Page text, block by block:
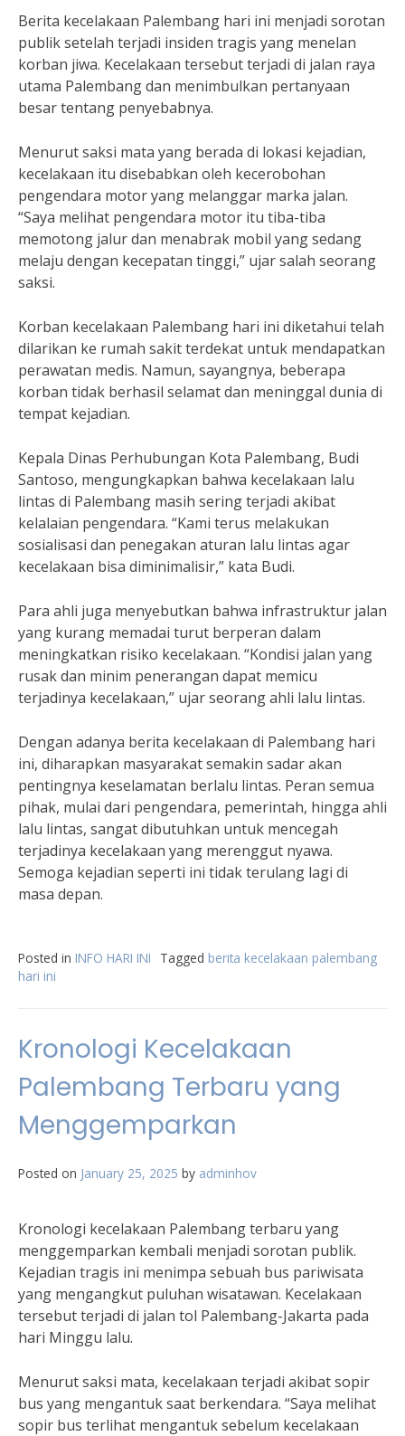
Berita kecelakaan Palembang hari ini menjadi sorotan
publik setelah terjadi insiden tragis yang menelan
korban jiwa. Kecelakaan tersebut terjadi di jalan raya
utama Palembang dan menimbulkan pertanyaan
besar tentang penyebabnya.
Menurut saksi mata yang berada di lokasi kejadian,
kecelakaan itu disebabkan oleh kecerobohan
pengendara motor yang melanggar marka jalan.
“Saya melihat pengendara motor itu tiba-tiba
memotong jalur dan menabrak mobil yang sedang
melaju dengan kecepatan tinggi,” ujar salah seorang
saksi.
Korban kecelakaan Palembang hari ini diketahui telah
dilarikan ke rumah sakit terdekat untuk mendapatkan
perawatan medis. Namun, sayangnya, beberapa
korban tidak berhasil selamat dan meninggal dunia di
tempat kejadian.
Kepala Dinas Perhubungan Kota Palembang, Budi
Santoso, mengungkapkan bahwa kecelakaan lalu
lintas di Palembang masih sering terjadi akibat
kelalaian pengendara. “Kami terus melakukan
sosialisasi dan penegakan aturan lalu lintas agar
kecelakaan bisa diminimalisir,” kata Budi.
Para ahli juga menyebutkan bahwa infrastruktur jalan
yang kurang memadai turut berperan dalam
meningkatkan risiko kecelakaan. “Kondisi jalan yang
rusak dan minim penerangan dapat memicu
terjadinya kecelakaan,” ujar seorang ahli lalu lintas.
Dengan adanya berita kecelakaan di Palembang hari
ini, diharapkan masyarakat semakin sadar akan
pentingnya keselamatan berlalu lintas. Peran semua
pihak, mulai dari pengendara, pemerintah, hingga ahli
lalu lintas, sangat dibutuhkan untuk mencegah
terjadinya kecelakaan yang merenggut nyawa.
Semoga kejadian seperti ini tidak terulang lagi di
masa depan.
Posted in INFO HARI INI Tagged berita kecelakaan palembang
hari ini
Kronologi Kecelakaan
Palembang Terbaru yang
Menggemparkan
Posted on January 25, 2025 by adminhov
Kronologi kecelakaan Palembang terbaru yang
menggemparkan kembali menjadi sorotan publik.
Kejadian tragis ini menimpa sebuah bus pariwisata
yang mengangkut puluhan wisatawan. Kecelakaan
tersebut terjadi di jalan tol Palembang-Jakarta pada
hari Minggu lalu.
Menurut saksi mata, kecelakaan terjadi akibat sopir
bus yang mengantuk saat berkendara. “Saya melihat
sopir bus terlihat mengantuk sebelum kecelakaan